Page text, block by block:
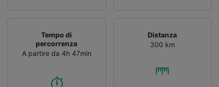
Tempo di
percorrenza
A partire da 4h 47min
Distanza
300 km